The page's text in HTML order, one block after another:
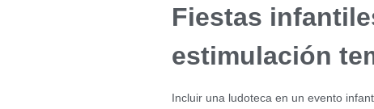
Fiestas
estimulación
Incluir una ludoteca en un evento